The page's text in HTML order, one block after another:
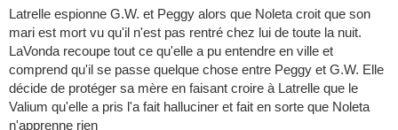
Latrelle espionne G.W. et Peggy alors que Noleta croit que son
mari est mort vu qu'il n'est pas rentré chez lui de toute la nuit.
LaVonda recoupe tout ce qu'elle a pu entendre en ville et
comprend qu'il se passe quelque chose entre Peggy et G.W. Elle
décide de protéger sa mère en faisant croire à Latrelle que le
Valium qu'elle a pris l'a fait halluciner et fait en sorte que Noleta
n'apprenne rien